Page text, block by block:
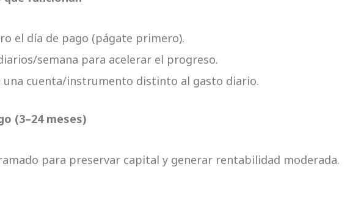
el día de pago (págate primero).
semana para acelerar el progreso.
una cuenta/instrumento distinto al gasto diario.
(3–24 meses)
para preservar capital y generar rentabilidad moderada.